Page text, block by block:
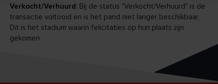
Verkocht/Verhuurd : Bij de status "Verkocht/Verhuurd" is de
transactie voltooid en is het pand niet langer beschikbaar.
Dit is het stadium waarin felicitaties op hun plaats zijn
gekomen.